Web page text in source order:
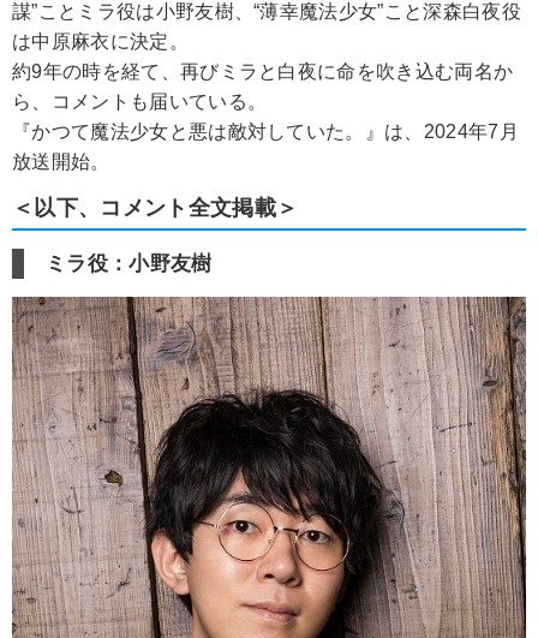
謀”ことミラ役は小野友樹、“薄幸魔法少女”こと深森白夜役
は中原麻衣に決定。
約9年の時を経て、再びミラと白夜に命を吹き込む両名か
ら、コメントも届いている。
『かつて魔法少女と悪は敵対していた。』は、2024年7月
放送開始。
＜以下、コメント全文掲載＞
ミラ役：小野友樹